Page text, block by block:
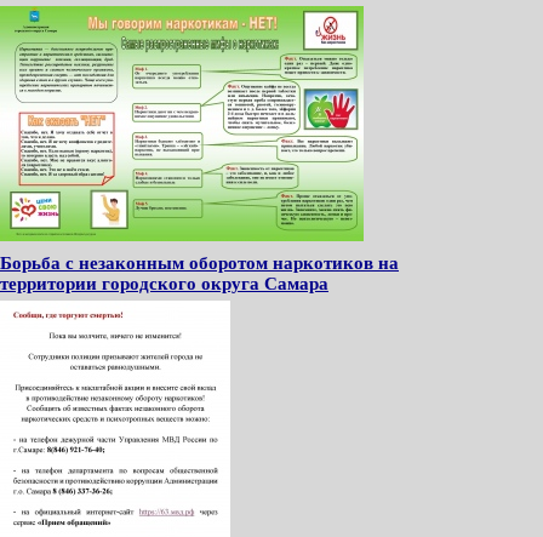
Борьба с незаконным оборотом наркотиков на
территории городского округа Самара